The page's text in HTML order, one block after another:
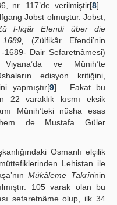
nr. 117’de verilmiştir[8] .
Jobst olmuştur. Jobst,
l-fiqâr Efendi über die
(Zülfikâr Efendi’nin
1689- Dair Sefaretnâmesi)
Viyana’da ve Münih’te
edisyon kritiğini,
yapmıştır[9] . Fakat bu
22 varaklık kısmı eksik
Münih’teki nüsha esas
de Mustafa Güler
Osmanlı elçilik
Lehistan ile
Mükâleme Takrîrinin
105 varak olan bu
sefaretnâme olup, ilk 34